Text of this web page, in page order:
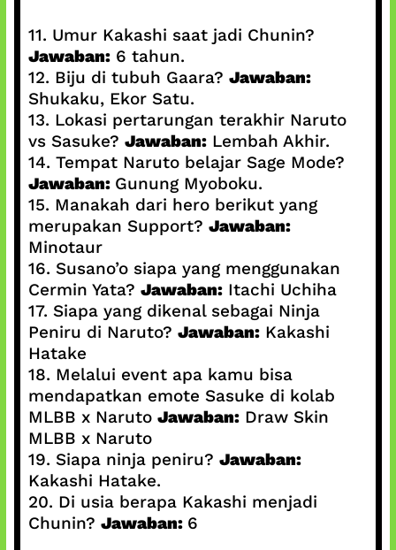
11. Umur Kakashi saat jadi Chunin?
Jawaban:6 tahun.
12. Biju di tubuh Gaara? Jawaban:
Shukaku, Ekor Satu.
13. Lokasi pertarungan terakhir Naruto
vs Sasuke? Jawaban:Lembah Akhir.
14. Tempat Naruto belajar Sage Mode?
Jawaban: Gunung Myoboku.
15. Manakah dari hero berikut yang
merupakan Support? Jawaban:
Minotaur
16. Susano’o siapa yang menggunakan
Cermin Yata? Jawaban:Itachi Uchiha
17. Siapa yang dikenal sebagai Ninja
Peniru di Naruto? Jawaban:Kakashi
Hatake
18. Melalui event apa kamu bisa
mendapatkan emote Sasuke di kolab
MLBB x Naruto Jawaban:Draw Skin
MLBB x Naruto
19. Siapa ninja peniru? Jawaban:
Kakashi Hatake.
20. Di usia berapa Kakashi menjadi
Chunin? Jawaban: 6